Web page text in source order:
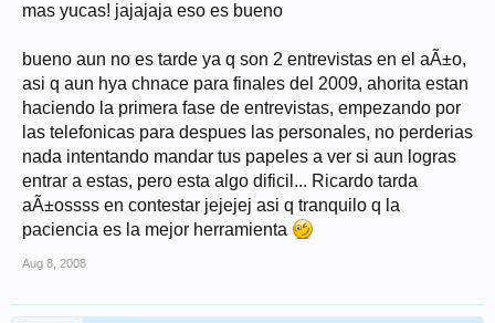
mas yucas! jajajaja eso es bueno
bueno aun no es tarde ya q son 2 entrevistas en el aÃ±o,
asi q aun hya chnace para finales del 2009, ahorita estan
haciendo la primera fase de entrevistas, empezando por
las telefonicas para despues las personales, no perderias
nada intentando mandar tus papeles a ver si aun logras
entrar a estas, pero esta algo dificil... Ricardo tarda
aÃ±ossss en contestar jejejej asi q tranquilo q la
paciencia es la mejor herramienta
Aug 8, 2008